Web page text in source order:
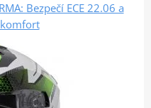
Bezpečí ECE 22.06 a